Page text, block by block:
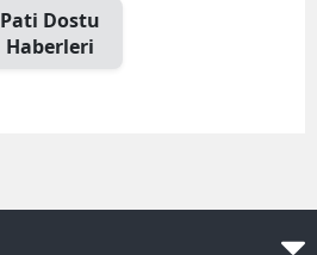
Pati Dostu
Haberleri